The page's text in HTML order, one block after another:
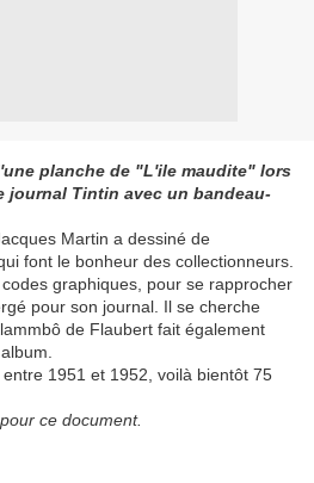
planche de "L'ile maudite" lors
journal Tintin avec un bandeau-
Martin a dessiné de
font le bonheur des collectionneurs.
graphiques, pour se rapprocher
pour son journal. Il se cherche
de Flaubert fait également
1951 et 1952, voilà bientôt 75
ce document.